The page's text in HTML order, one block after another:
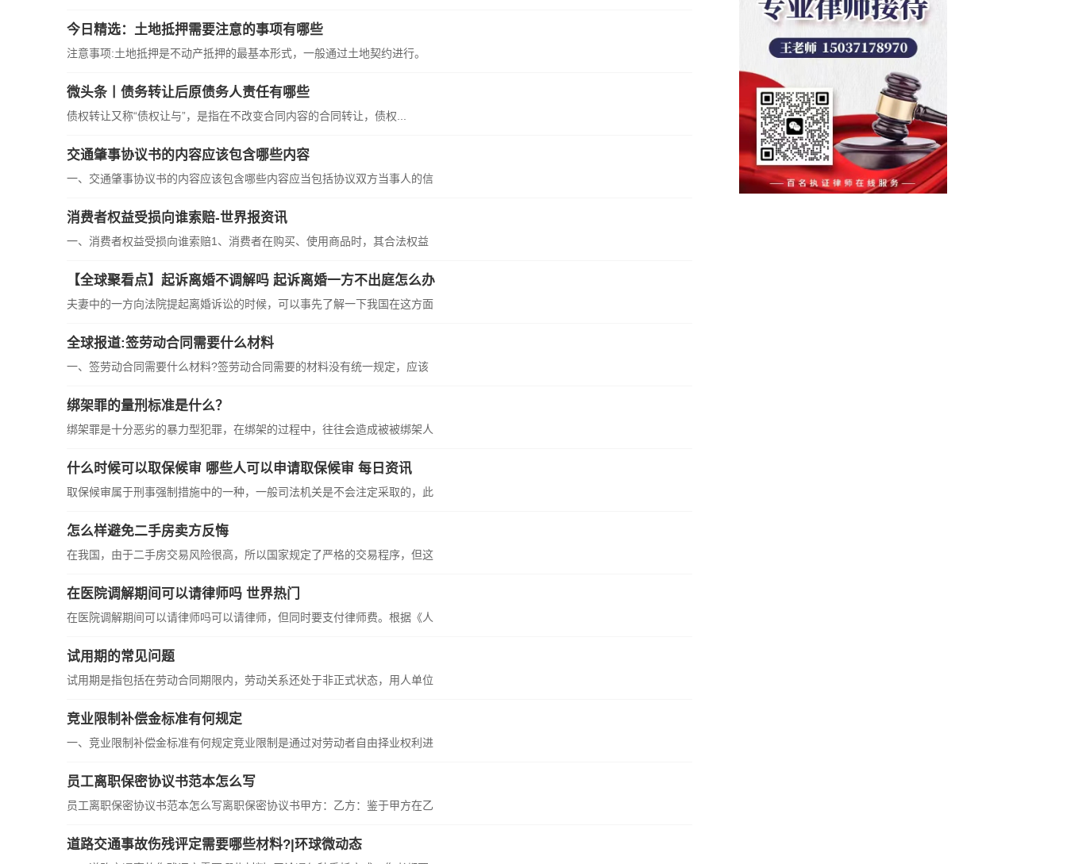
今日精选：土地抵押需要注意的事项有哪些
注意事项:土地抵押是不动产抵押的最基本形式，一般通过土地契约进行。
微头条丨债务转让后原债务人责任有哪些
债权转让又称“债权让与”，是指在不改变合同内容的合同转让，债权...
交通肇事协议书的内容应该包含哪些内容
一、交通肇事协议书的内容应该包含哪些内容应当包括协议双方当事人的信
消费者权益受损向谁索赔-世界报资讯
一、消费者权益受损向谁索赔1、消费者在购买、使用商品时，其合法权益
【全球聚看点】起诉离婚不调解吗 起诉离婚一方不出庭怎么办
夫妻中的一方向法院提起离婚诉讼的时候，可以事先了解一下我国在这方面
全球报道:签劳动合同需要什么材料
一、签劳动合同需要什么材料?签劳动合同需要的材料没有统一规定，应该
绑架罪的量刑标准是什么？
绑架罪是十分恶劣的暴力型犯罪，在绑架的过程中，往往会造成被被绑架人
什么时候可以取保候审 哪些人可以申请取保候审 每日资讯
取保候审属于刑事强制措施中的一种，一般司法机关是不会注定采取的，此
怎么样避免二手房卖方反悔
在我国，由于二手房交易风险很高，所以国家规定了严格的交易程序，但这
在医院调解期间可以请律师吗 世界热门
在医院调解期间可以请律师吗可以请律师，但同时要支付律师费。根据《人
试用期的常见问题
试用期是指包括在劳动合同期限内，劳动关系还处于非正式状态，用人单位
竞业限制补偿金标准有何规定
一、竞业限制补偿金标准有何规定竞业限制是通过对劳动者自由择业权利进
员工离职保密协议书范本怎么写
员工离职保密协议书范本怎么写离职保密协议书甲方：乙方：鉴于甲方在乙
道路交通事故伤残评定需要哪些材料?|环球微动态